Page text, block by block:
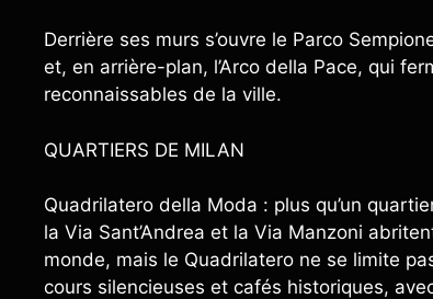
Derrière ses murs s’ouvre le Parco
et, en arrière-plan, l’Arco della Pace, qui
reconnaissables de la ville.
QUARTIERS DE MILAN
Quadrilatero della Moda : plus qu’un
la Via Sant’Andrea et la Via Manzoni
monde, mais le Quadrilatero ne se limite
cours silencieuses et cafés historiques,